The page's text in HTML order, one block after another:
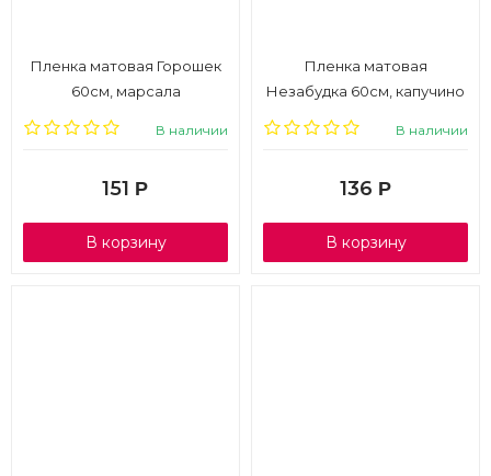
Пленка матовая Горошек
60см, марсала
В наличии
151 Р
В корзину
Пленка матовая
Незабудка 60см, капучино
В наличии
136 Р
В корзину